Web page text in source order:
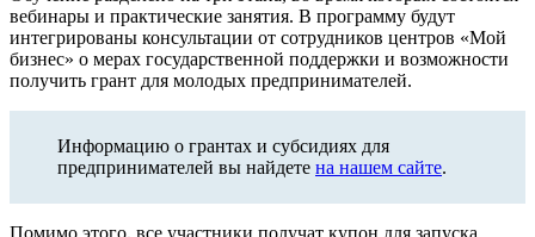
вебинары и практические занятия. В программу будут
интегрированы консультации от сотрудников центров «Мой
бизнес» о мерах государственной поддержки и возможности
получить грант для молодых предпринимателей.
Информацию о грантах и субсидиях для
предпринимателей вы найдете на нашем сайте.
Помимо этого, все участники получат купон для запуска